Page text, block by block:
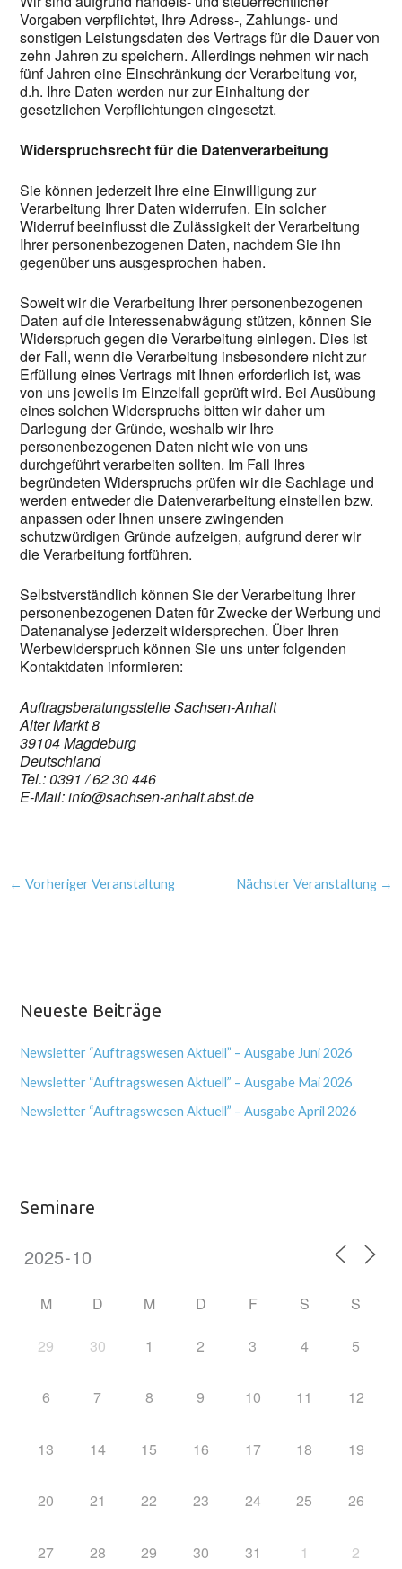
Vorgaben verpflichtet, Ihre Adress-, Zahlungs- und
sonstigen Leistungsdaten des Vertrags für die Dauer von
zehn Jahren zu speichern. Allerdings nehmen wir nach
fünf Jahren eine Einschränkung der Verarbeitung vor,
d.h. Ihre Daten werden nur zur Einhaltung der
gesetzlichen Verpflichtungen eingesetzt.
Widerspruchsrecht für die Datenverarbeitung
Sie können jederzeit Ihre eine Einwilligung zur
Verarbeitung Ihrer Daten widerrufen. Ein solcher
Widerruf beeinflusst die Zulässigkeit der Verarbeitung
Ihrer personenbezogenen Daten, nachdem Sie ihn
gegenüber uns ausgesprochen haben.
Soweit wir die Verarbeitung Ihrer personenbezogenen
Daten auf die Interessenabwägung stützen, können Sie
Widerspruch gegen die Verarbeitung einlegen. Dies ist
der Fall, wenn die Verarbeitung insbesondere nicht zur
Erfüllung eines Vertrags mit Ihnen erforderlich ist, was
von uns jeweils im Einzelfall geprüft wird. Bei Ausübung
eines solchen Widerspruchs bitten wir daher um
Darlegung der Gründe, weshalb wir Ihre
personenbezogenen Daten nicht wie von uns
durchgeführt verarbeiten sollten. Im Fall Ihres
begründeten Widerspruchs prüfen wir die Sachlage und
werden entweder die Datenverarbeitung einstellen bzw.
anpassen oder Ihnen unsere zwingenden
schutzwürdigen Gründe aufzeigen, aufgrund derer wir
die Verarbeitung fortführen.
Selbstverständlich können Sie der Verarbeitung Ihrer
personenbezogenen Daten für Zwecke der Werbung und
Datenanalyse jederzeit widersprechen. Über Ihren
Werbewiderspruch können Sie uns unter folgenden
Kontaktdaten informieren:
Auftragsberatungsstelle Sachsen-Anhalt
Alter Markt 8
39104 Magdeburg
Deutschland
Tel.: 0391 / 62 30 446
E-Mail: info@sachsen-anhalt.abst.de
← Vorheriger Veranstaltung Nächster Veranstaltung →
Neueste Beiträge
Newsletter “Auftragswesen Aktuell” – Ausgabe Juni 2026
Newsletter “Auftragswesen Aktuell” – Ausgabe Mai 2026
Newsletter “Auftragswesen Aktuell” – Ausgabe April 2026
Seminare
M D M D F S S
29 30 1 2 3 4 5
6 7 8 9 10 11 12
13 14 15 16 17 18 19
20 21 22 23 24 25 26
27 28 29 30 31 1 2